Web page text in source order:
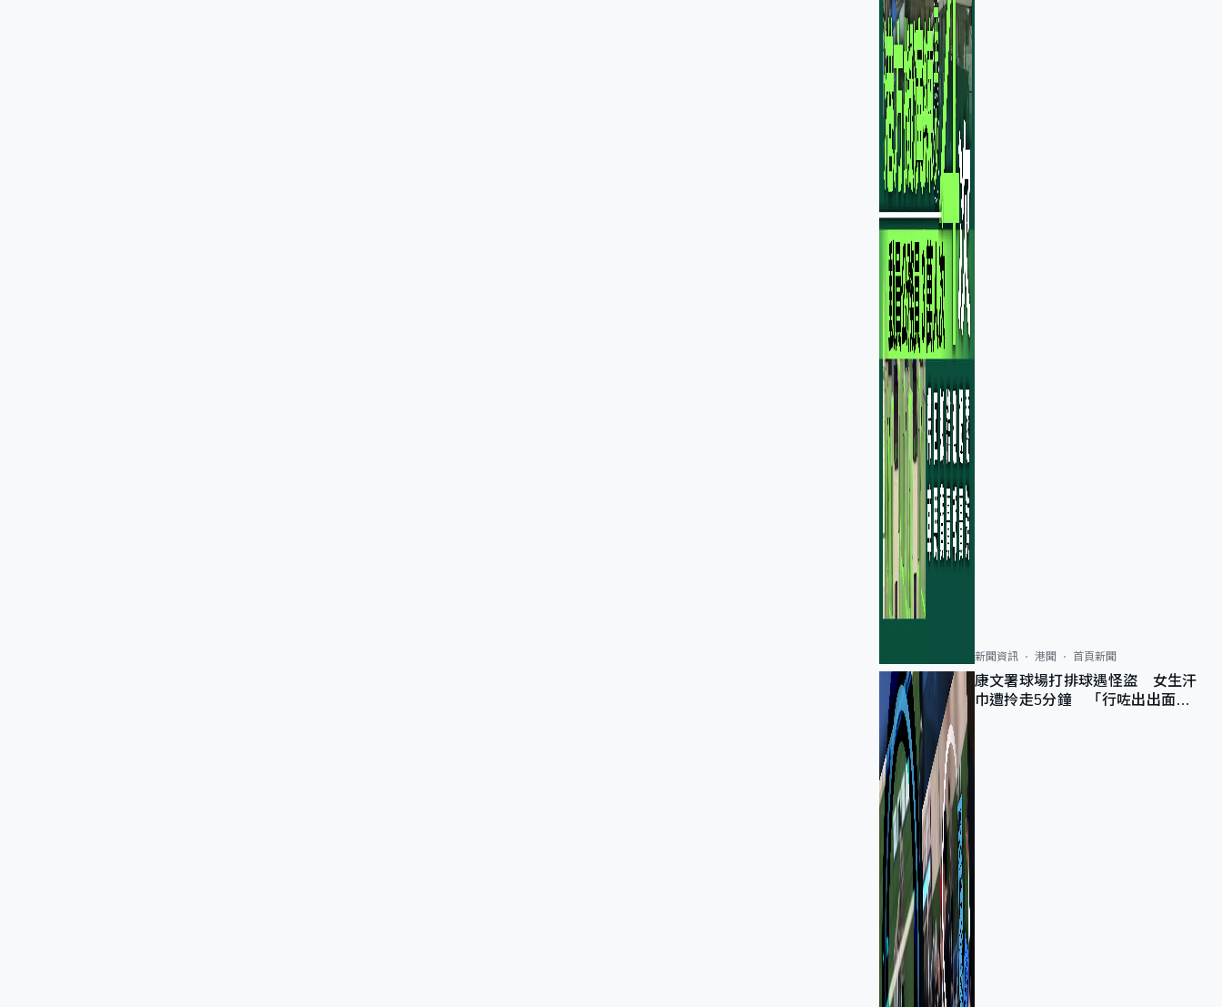
新聞資訊 港聞 首頁新聞
康文署球場打排球遇怪盜 女生汗
巾遭拎走5分鐘 「行咗出出面唔